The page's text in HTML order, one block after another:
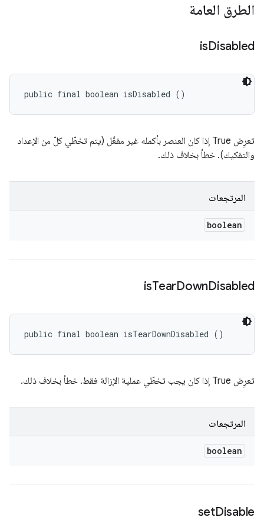
الطرق العامة
isDisabled
public final boolean isDisabled ()
تعرِض True إذا كان العنصر بأكمله غير مفعَّل (يتم تخطّي كلّ من الإعداد
والتفكيك). خطأ بخلاف ذلك.
المرتجعات
boolean
isTearDownDisabled
public final boolean isTearDownDisabled ()
تعرِض True إذا كان يجب تخطّي عملية الإزالة فقط. خطأ بخلاف ذلك.
المرتجعات
boolean
setDisable